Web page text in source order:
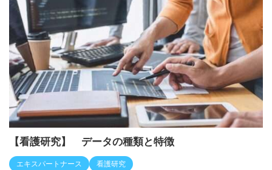
【看護研究】 データの種類と特徴
エキスパートナース 看護研究